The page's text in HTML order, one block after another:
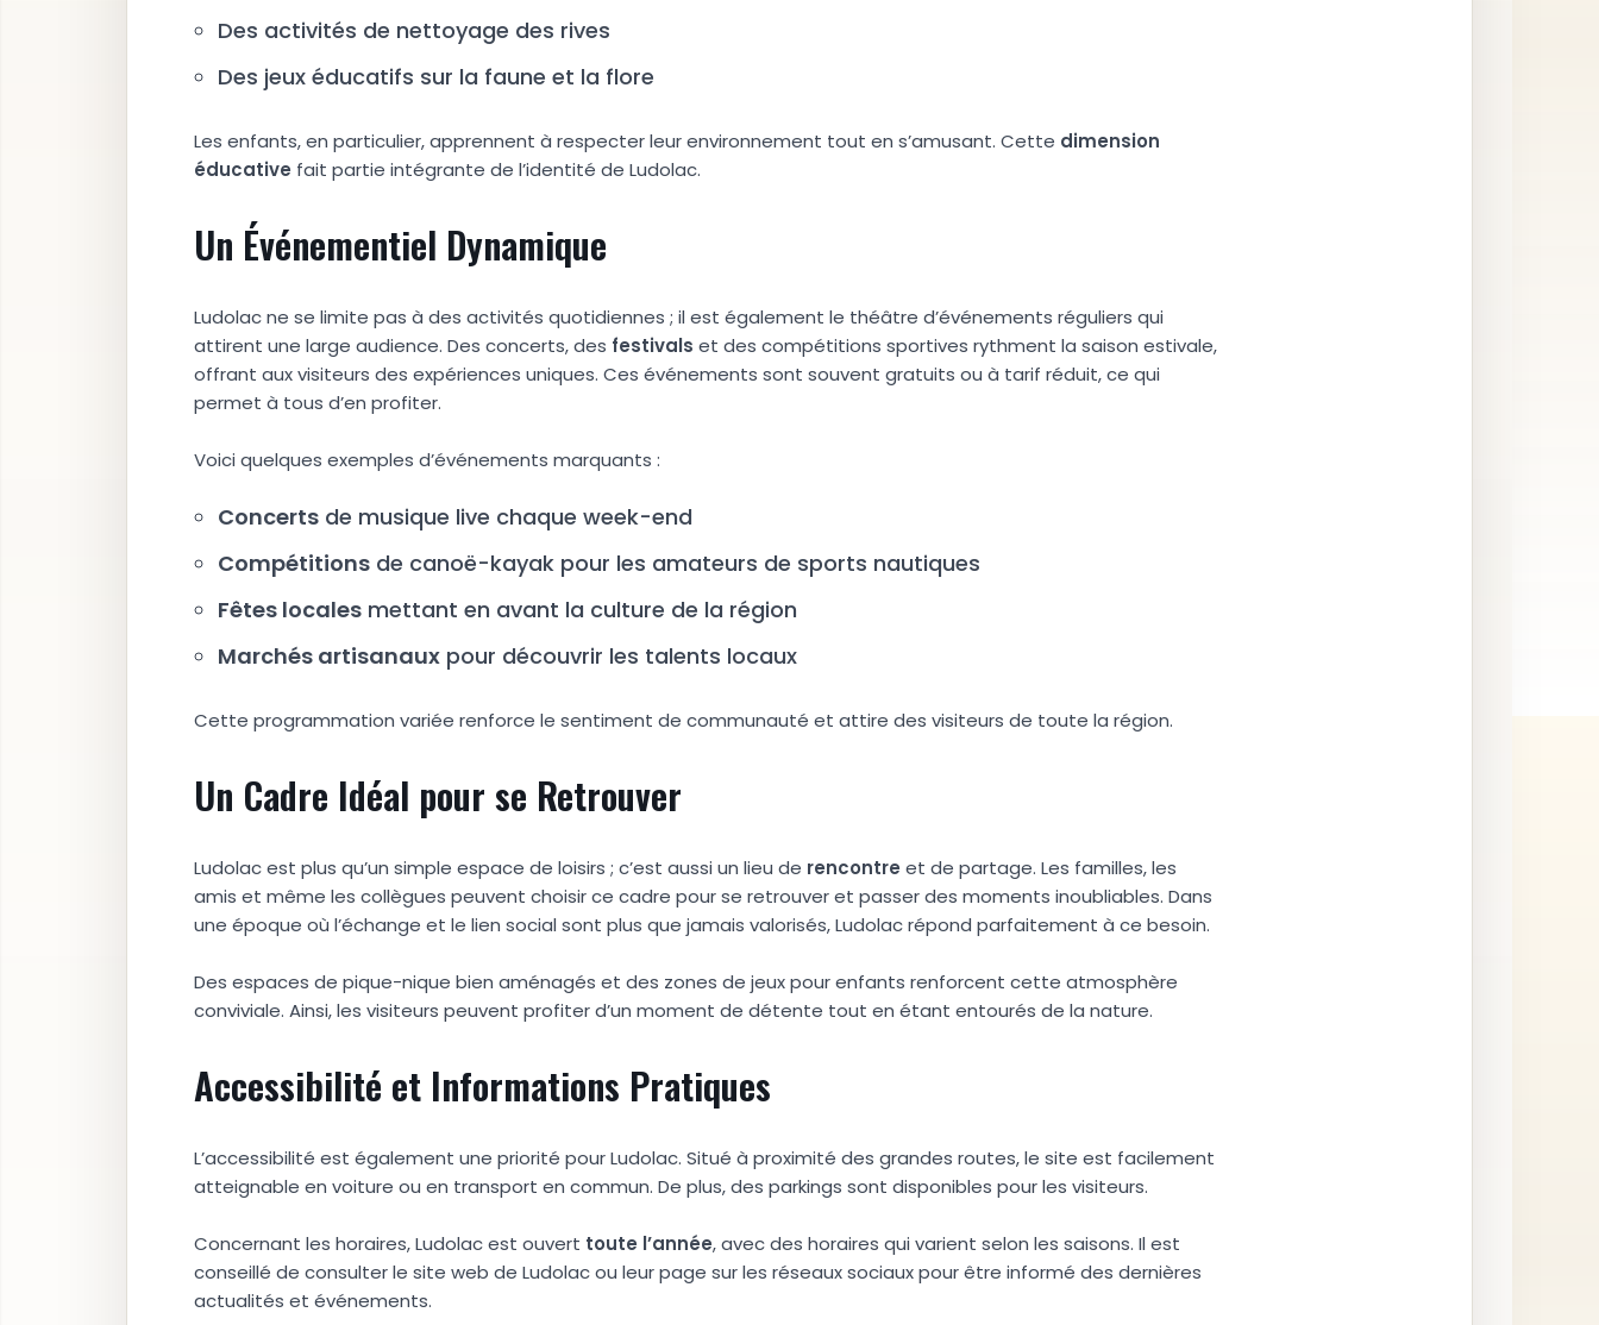
Des activités de nettoyage des rives
Des jeux éducatifs sur la faune et la flore
Les enfants, en particulier, apprennent à respecter leur environnement tout en s’amusant. Cette dimension
éducative fait partie intégrante de l’identité de Ludolac.
Un Événementiel Dynamique
Ludolac ne se limite pas à des activités quotidiennes ; il est également le théâtre d’événements réguliers qui
attirent une large audience. Des concerts, des festivals et des compétitions sportives rythment la saison estivale,
offrant aux visiteurs des expériences uniques. Ces événements sont souvent gratuits ou à tarif réduit, ce qui
permet à tous d’en profiter.
Voici quelques exemples d’événements marquants :
Concerts de musique live chaque week-end
Compétitions de canoë-kayak pour les amateurs de sports nautiques
Fêtes locales mettant en avant la culture de la région
Marchés artisanaux pour découvrir les talents locaux
Cette programmation variée renforce le sentiment de communauté et attire des visiteurs de toute la région.
Un Cadre Idéal pour se Retrouver
Ludolac est plus qu’un simple espace de loisirs ; c’est aussi un lieu de rencontre et de partage. Les familles, les
amis et même les collègues peuvent choisir ce cadre pour se retrouver et passer des moments inoubliables. Dans
une époque où l’échange et le lien social sont plus que jamais valorisés, Ludolac répond parfaitement à ce besoin.
Des espaces de pique-nique bien aménagés et des zones de jeux pour enfants renforcent cette atmosphère
conviviale. Ainsi, les visiteurs peuvent profiter d’un moment de détente tout en étant entourés de la nature.
Accessibilité et Informations Pratiques
L’accessibilité est également une priorité pour Ludolac. Situé à proximité des grandes routes, le site est facilement
atteignable en voiture ou en transport en commun. De plus, des parkings sont disponibles pour les visiteurs.
Concernant les horaires, Ludolac est ouvert toute l’année, avec des horaires qui varient selon les saisons. Il est
conseillé de consulter le site web de Ludolac ou leur page sur les réseaux sociaux pour être informé des dernières
actualités et événements.